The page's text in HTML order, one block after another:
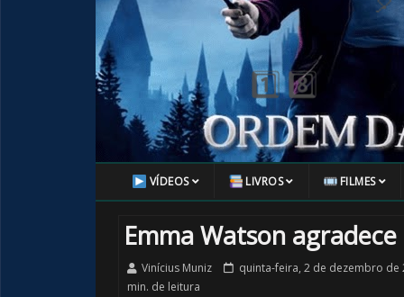
VÍDEOS LIVROS FILMES
Emma Watson
Vinícius Muniz
quinta-feira, 2 de dezembro de
min. de leitura
🎂
🎂
🎈